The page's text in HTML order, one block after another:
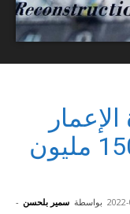
يوقع قرضا بقيمة 150.5 مليون
بواسطة سمير بلحسن -